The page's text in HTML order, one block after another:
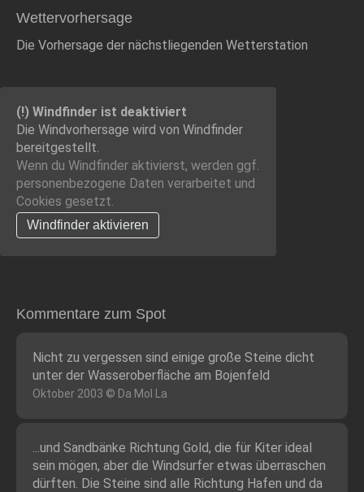
Wettervorhersage
Die Vorhersage der nächstliegenden Wetterstation
(!) Windfinder ist deaktiviert
Die Windvorhersage wird von Windfinder
bereitgestellt.
Wenn du Windfinder aktivierst, werden ggf.
personenbezogene Daten verarbeitet und
Cookies gesetzt.
Windfinder aktivieren
Kommentare zum Spot
Nicht zu vergessen sind einige große Steine dicht
unter der Wasseroberfläche am Bojenfeld
Oktober 2003 © Da Mol La
...und Sandbänke Richtung Gold, die für Kiter ideal
sein mögen, aber die Windsurfer etwas überraschen
dürften. Die Steine sind alle Richtung Hafen und da